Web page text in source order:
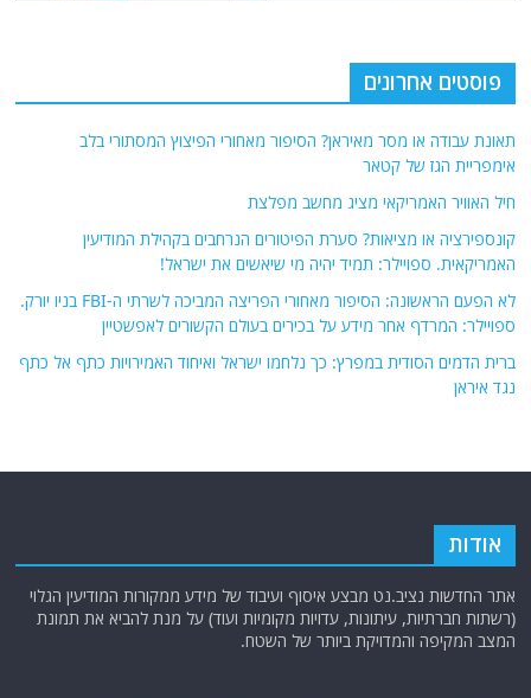
פוסטים אחרונים
תאונת עבודה או מסר מאיראן? הסיפור מאחורי הפיצוץ המסתורי בלב
אימפריית הגז של קטאר
חיל האוויר האמריקאי מציג מחשב מפלצת
קונספירציה או מציאות? סערת הפיטורים הנרחבים בקהילת המודיעין
האמריקאית. ספויילר: תמיד יהיה מי שיאשים את ישראל!
לא הפעם הראשונה: הסיפור מאחורי הפריצה המביכה לשרתי ה-FBI בניו יורק.
ספויילר: המרדף אחר מידע על בכירים בעולם הקשורים לאפשטיין
ברית הדמים הסודית במפרץ: כך נלחמו ישראל ואיחוד האמירויות כתף אל כתף
נגד איראן
אודות
אתר החדשות נציב.נט מבצע איסוף ועיבוד של מידע ממקורות המודיעין הגלוי
(רשתות חברתיות, עיתונות, עדויות מקומיות ועוד) על מנת להביא את תמונת
המצב המקיפה והמדויקת ביותר של השטח.